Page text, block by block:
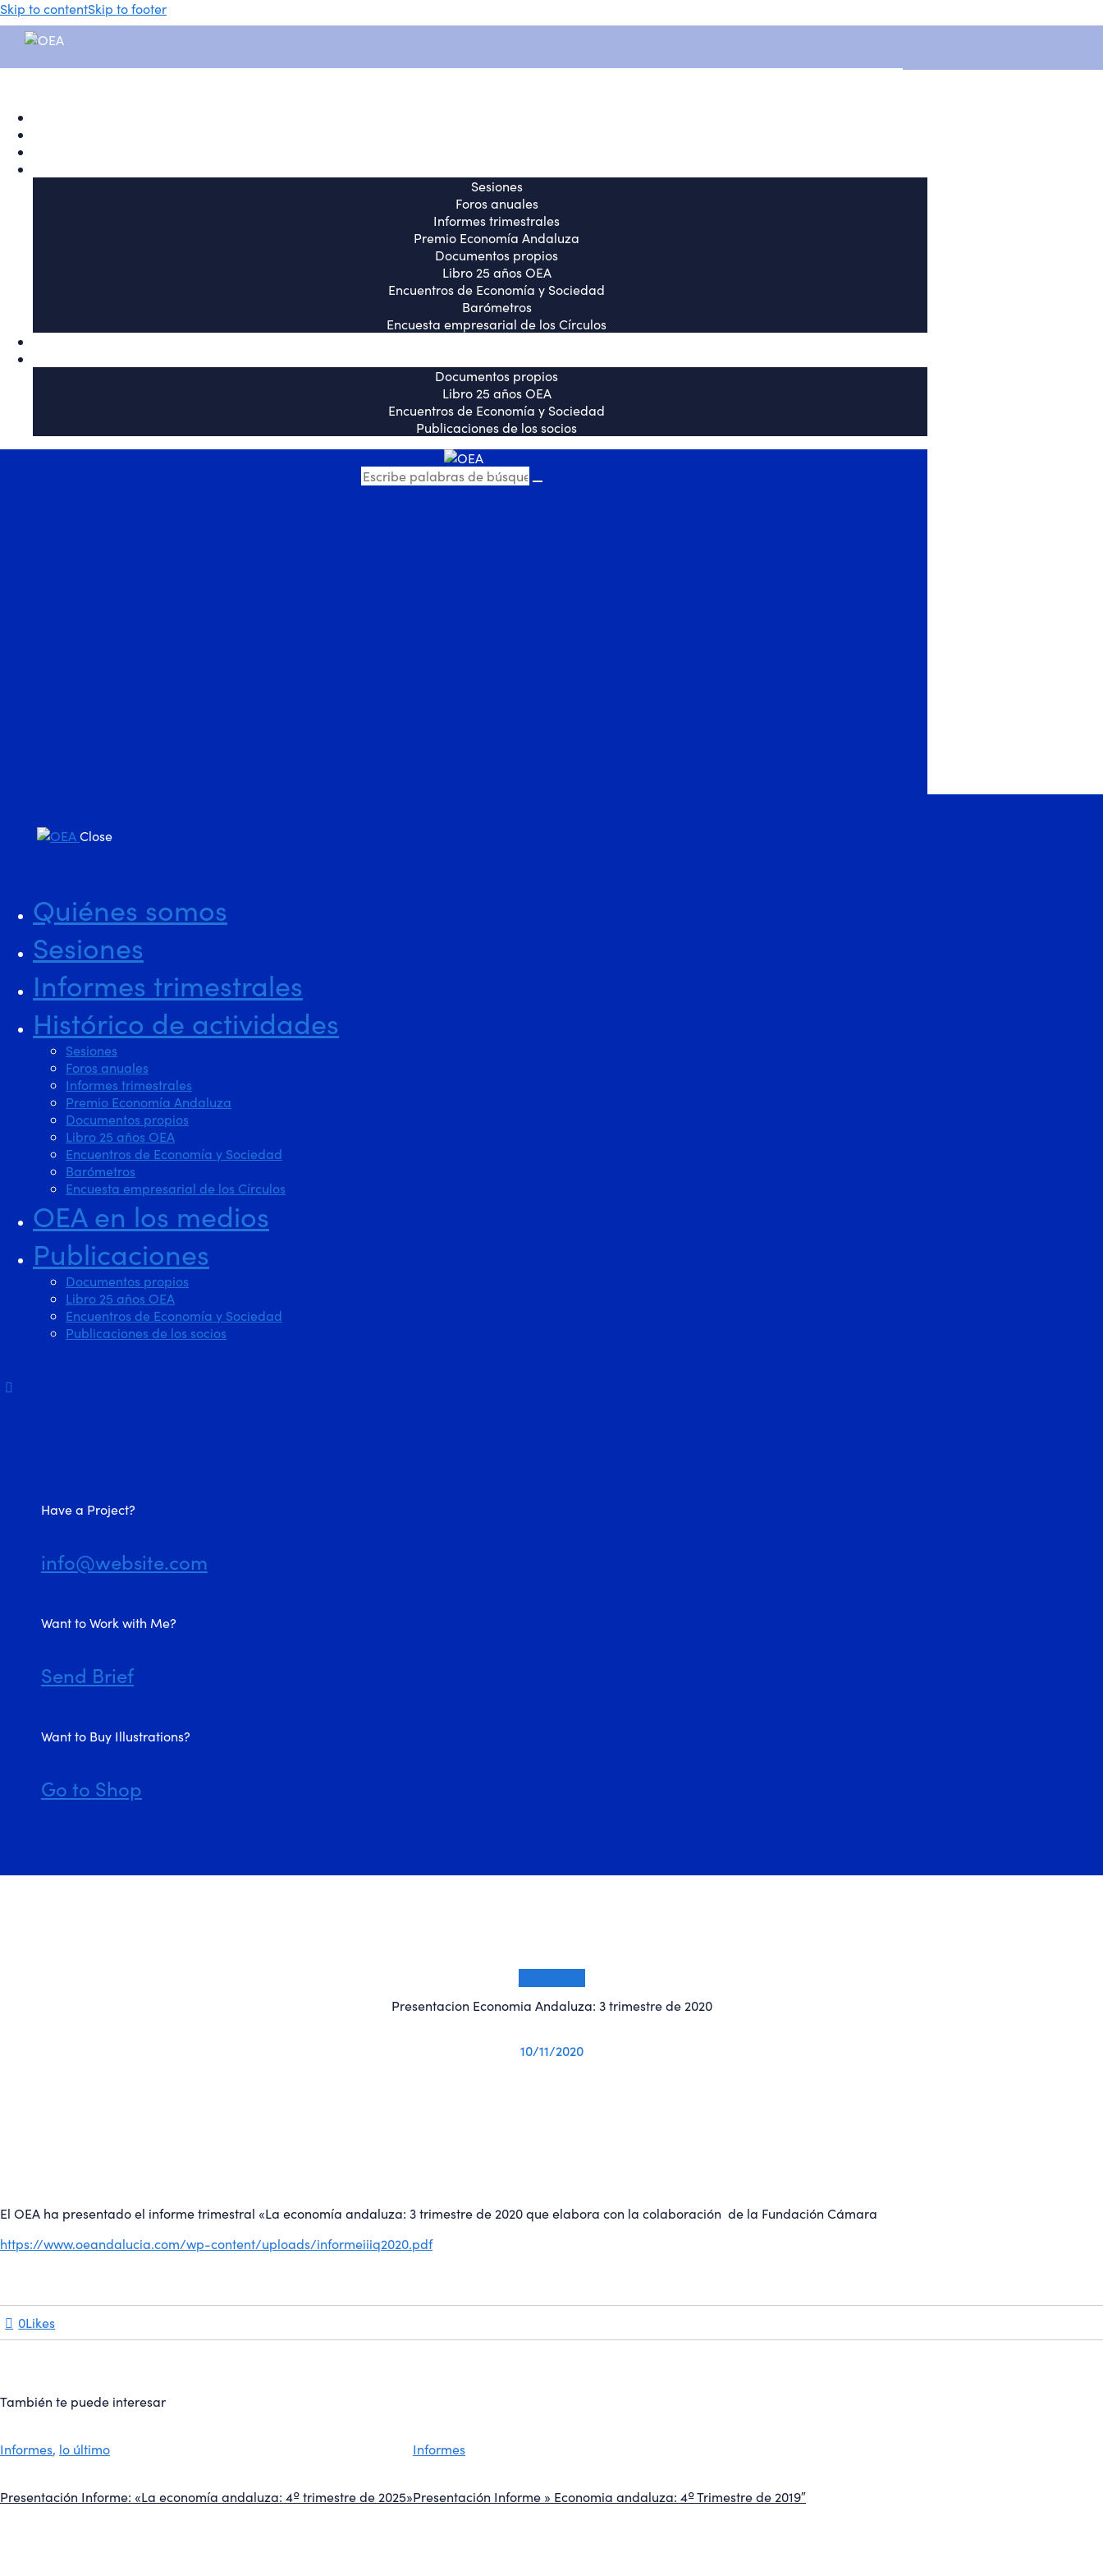
Skip to contentSkip to footer
Sesiones
Foros anuales
Informes trimestrales
Premio Economía Andaluza
Documentos propios
Libro 25 años OEA
Encuentros de Economía y Sociedad
Barómetros
Encuesta empresarial de los Círculos
Documentos propios
Libro 25 años OEA
Encuentros de Economía y Sociedad
Publicaciones de los socios
Close
Quiénes somos
Sesiones
Informes trimestrales
Histórico de actividades
Sesiones
Foros anuales
Informes trimestrales
Premio Economía Andaluza
Documentos propios
Libro 25 años OEA
Encuentros de Economía y Sociedad
Barómetros
Encuesta empresarial de los Círculos
OEA en los medios
Publicaciones
Documentos propios
Libro 25 años OEA
Encuentros de Economía y Sociedad
Publicaciones de los socios
Have a Project?
info@website.com
Want to Work with Me?
Send Brief
Want to Buy Illustrations?
Go to Shop
Presentacion Economia Andaluza: 3 trimestre de 2020
10/11/2020
El OEA ha presentado el informe trimestral «La economía andaluza: 3 trimestre de 2020 que elabora con la colaboración de la Fundación Cámara
https://www.oeandalucia.com/wp-content/uploads/informeiiiq2020.pdf
0Likes
También te puede interesar
Informes, lo último
Presentación Informe: «La economía andaluza: 4º trimestre de 2025»
Informes
Presentación Informe » Economia andaluza: 4º Trimestre de 2019″